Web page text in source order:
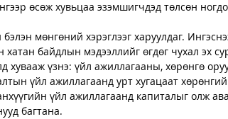
өсөж хувьцаа эзэмшигчдэд төлсөн
мөнгөний хэрэглээг харуулдаг.
байдлын мэдээллийг өгдөг чухал эх
хувааж үзнэ: үйл ажиллагааны, хөрөнгө
үйл ажиллагаанд урт хугацаат
үйл ажиллагаанд капиталыг олж
багтана.